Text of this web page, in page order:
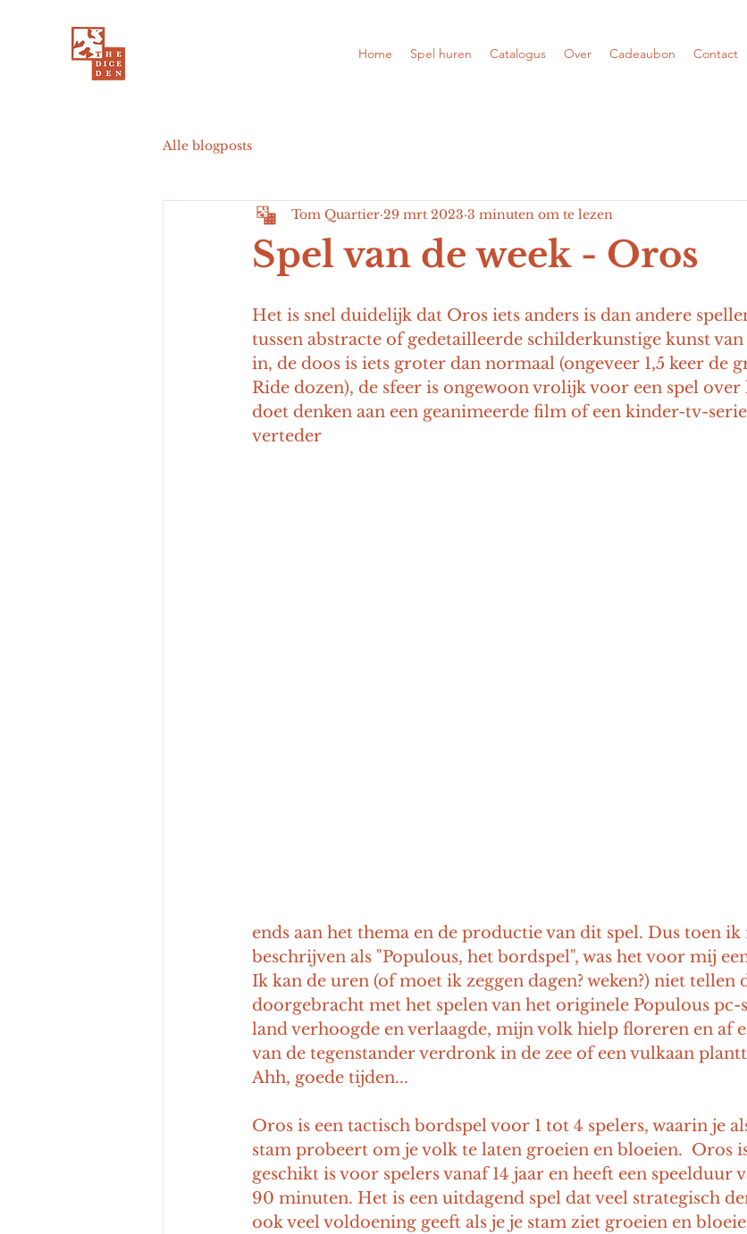
Home Spel huren Catalogus Over Cadeaubon Contact
Alle blogposts
Spel van de week - Oros
Tom Quartier 29 mrt 2023 3 minuten om te lezen
Het is snel duidelijk dat Oros iets anders is dan andere
tussen abstracte of gedetailleerde schilderkunstige kunst van
in, de doos is iets groter dan normaal (ongeveer 1,5 keer de
Ride dozen), de sfeer is ongewoon vrolijk voor een spel
doet denken aan een geanimeerde film of een kinder-tv-
verteder
ends aan het thema en de productie van dit spel. Dus toen
beschrijven als "Populous, het bordspel", was het voor mij
Ik kan de uren (of moet ik zeggen dagen? weken?) niet tellen
doorgebracht met het spelen van het originele Populous pc-
land verhoogde en verlaagde, mijn volk hielp floreren en af
van de tegenstander verdronk in de zee of een vulkaan
Ahh, goede tijden...
Oros is een tactisch bordspel voor 1 tot 4 spelers, waarin je
stam probeert om je volk te laten groeien en bloeien.  Oros
geschikt is voor spelers vanaf 14 jaar en heeft een speelduur
90 minuten. Het is een uitdagend spel dat veel strategisch
ook veel voldoening geeft als je je stam ziet groeien en